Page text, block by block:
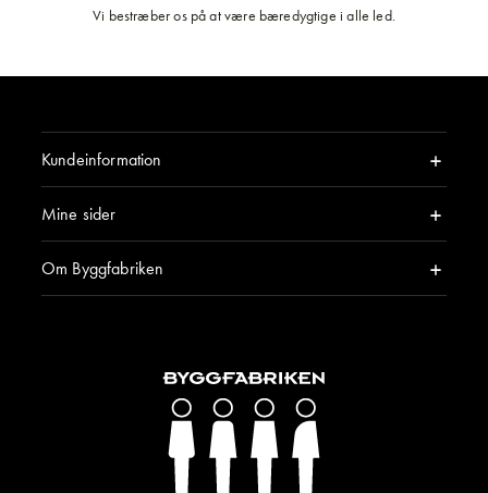
Vi bestræber os på at være bæredygtige i alle led.
Kundeinformation
Mine sider
Om Byggfabriken